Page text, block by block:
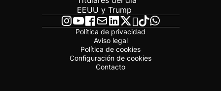
EEUU y Trump
Política de privacidad
Aviso legal
Política de cookies
Configuración de cookies
Contacto